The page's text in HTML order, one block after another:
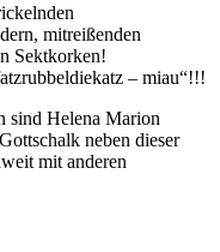
mitreißenden
Sektkorken!
– miau“!!!
sind Helena Marion
neben dieser
mit anderen